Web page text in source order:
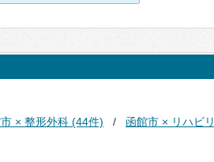
× 整形外科 (44件)
函館市 × リハビリ